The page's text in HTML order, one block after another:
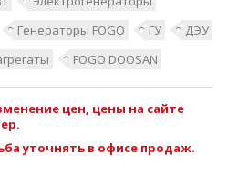
Генераторы FOGO ГУ
ДЭУ
FOGO DOOSAN
цен, цены на сайте
уточнять в офисе продаж.